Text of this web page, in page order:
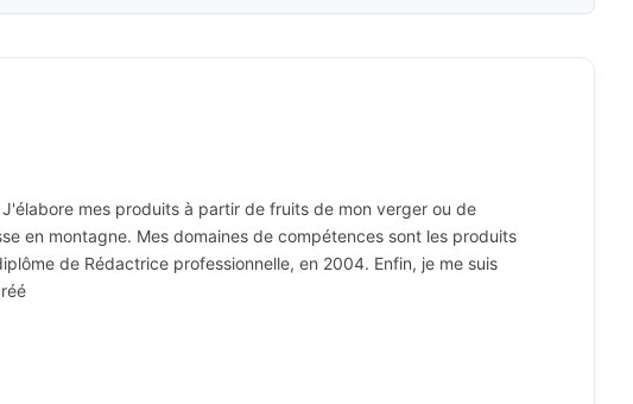
mes produits à partir de fruits de mon verger ou de
en montagne. Mes domaines de compétences sont les produits
de Rédactrice professionnelle, en 2004. Enfin, je me suis